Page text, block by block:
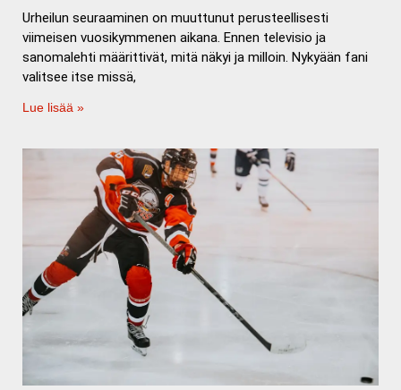
Urheilun seuraaminen on muuttunut perusteellisesti
viimeisen vuosikymmenen aikana. Ennen televisio ja
sanomalehti määrittivät, mitä näkyi ja milloin. Nykyään fani
valitsee itse missä,
Lue lisää »